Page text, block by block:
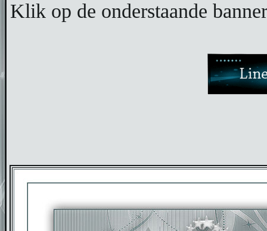
Klik op de onderstaande